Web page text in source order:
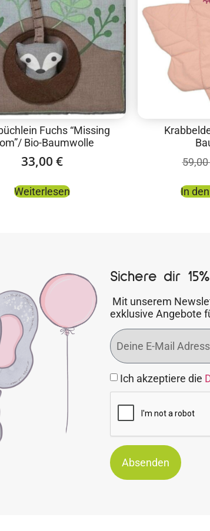
Fuchs “Missing
Bio-Baumwolle
33,00 €
Weiterlesen
59,00
In
Sichere dir
Mit unserem
exklusive Angebote
Ich akzeptiere die
Absenden